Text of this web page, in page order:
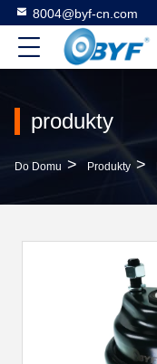
8004@byf-cn.com
produkty
Do Domu > Produkty >